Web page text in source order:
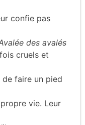
confie pas
des avalés
cruels et
faire un pied
vie. Leur